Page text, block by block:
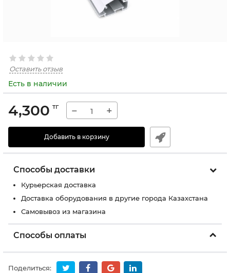
Оставить отзыв
Есть в наличии
4,300 тг − +
Добавить в корзину
Способы доставки
Курьерская доставка
Доставка оборудования в другие города Казахстана
Самовывоз из магазина
Способы оплаты
Поделиться: